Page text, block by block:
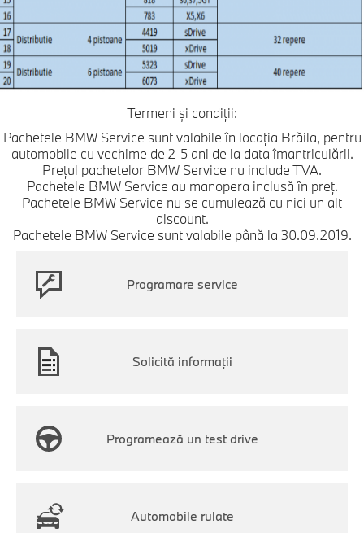
Termeni și condiții:
Pachetele BMW Service sunt valabile în locația Brăila, pentru
automobile cu vechime de 2-5 ani de la data îmantriculării.
Prețul pachetelor BMW Service nu include TVA.
Pachetele BMW Service au manopera inclusă în preț.
Pachetele BMW Service nu se cumulează cu nici un alt
discount.
Pachetele BMW Service sunt valabile până la 30.09.2019.
Programare service
Solicită informații
Programează un test drive
Automobile rulate